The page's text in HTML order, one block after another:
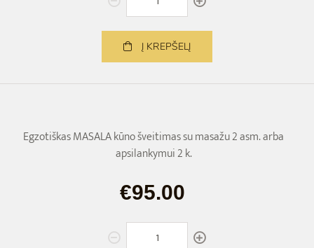
Į KREPŠELĮ
Egzotiškas MASALA kūno šveitimas su masažu 2 asm. arba
apsilankymui 2 k.
€95.00